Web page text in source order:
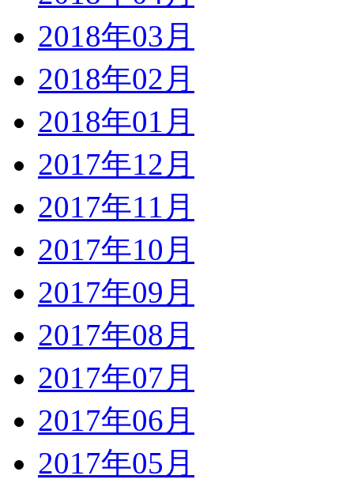
2018年03月
2018年02月
2018年01月
2017年12月
2017年11月
2017年10月
2017年09月
2017年08月
2017年07月
2017年06月
2017年05月